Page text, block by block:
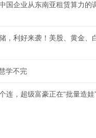
国企业从东南亚租赁算力的
，利好来袭！美股、黄金、
学不完
连，超级富豪正在“批量造娃